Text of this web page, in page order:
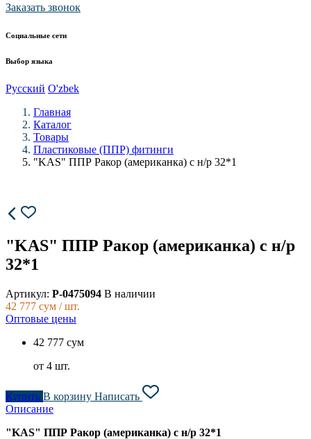
Заказать звонок
Социальные сети
Выбор языка
Русский O'zbek
Главная
Каталог
Товары
Пластиковые (ППР) фитинги
"KAS" ППР Ракор (американка) с н/р 32*1
"KAS" ППР Ракор (американка) с н/р
32*1
Артикул: P-0475094 В наличии
42 777 сум / шт.
Оптовые цены
42 777 сум
от 4 шт.
Купить В корзину Написать
Описание
"KAS" ППР Ракор (американка) с н/р 32*1